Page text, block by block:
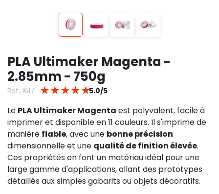
PLA Ultimaker Magenta -
2.85mm - 750g
Ref. 1617 ★ ★ ★ ★ ★5.0/5
Le PLA Ultimaker Magenta est polyvalent, facile à
imprimer et disponible en 11 couleurs. Il s'imprime de
manière fiable, avec une bonne précision
dimensionnelle et une qualité de finition élevée.
Ces propriétés en font un matériau idéal pour une
large gamme d'applications, allant des prototypes
détaillés aux simples gabarits ou objets décoratifs.